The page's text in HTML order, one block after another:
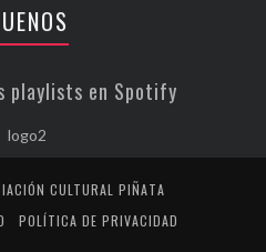
playlists en Spotify
CULTURAL PIÑATA
POLÍTICA DE PRIVACIDAD